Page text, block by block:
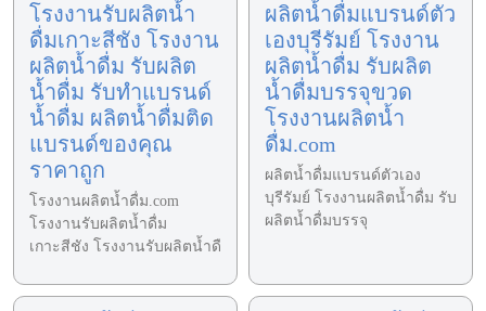
โรงงานรับผลิตน้ำ
ดื่มเกาะสีชัง โรงงาน
ผลิตน้ำดื่ม รับผลิต
น้ำดื่ม รับทำแบรนด์
น้ำดื่ม ผลิตน้ำดื่มติด
แบรนด์ของคุณ
ราคาถูก
โรงงานผลิตน้ำดื่ม.com
โรงงานรับผลิตน้ำดื่ม
เกาะสีชัง โรงงานรับผลิตน้ำดื
ผลิตน้ำดื่มแบรนด์ตัว
เองบุรีรัมย์ โรงงาน
ผลิตน้ำดื่ม รับผลิต
น้ำดื่มบรรจุขวด
โรงงานผลิตน้ำ
ดื่ม.com
ผลิตน้ำดื่มแบรนด์ตัวเอง
บุรีรัมย์ โรงงานผลิตน้ำดื่ม รับ
ผลิตน้ำดื่มบรรจุ